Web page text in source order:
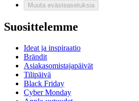
Muuta evästeasetuksia
Suosittelemme
Ideat ja inspiraatio
Brändit
Asiakasomistajapäivät
Tilipäivä
Black Friday
Cyber Monday